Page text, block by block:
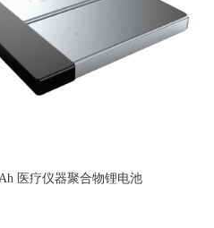
医疗仪器聚合物锂电池